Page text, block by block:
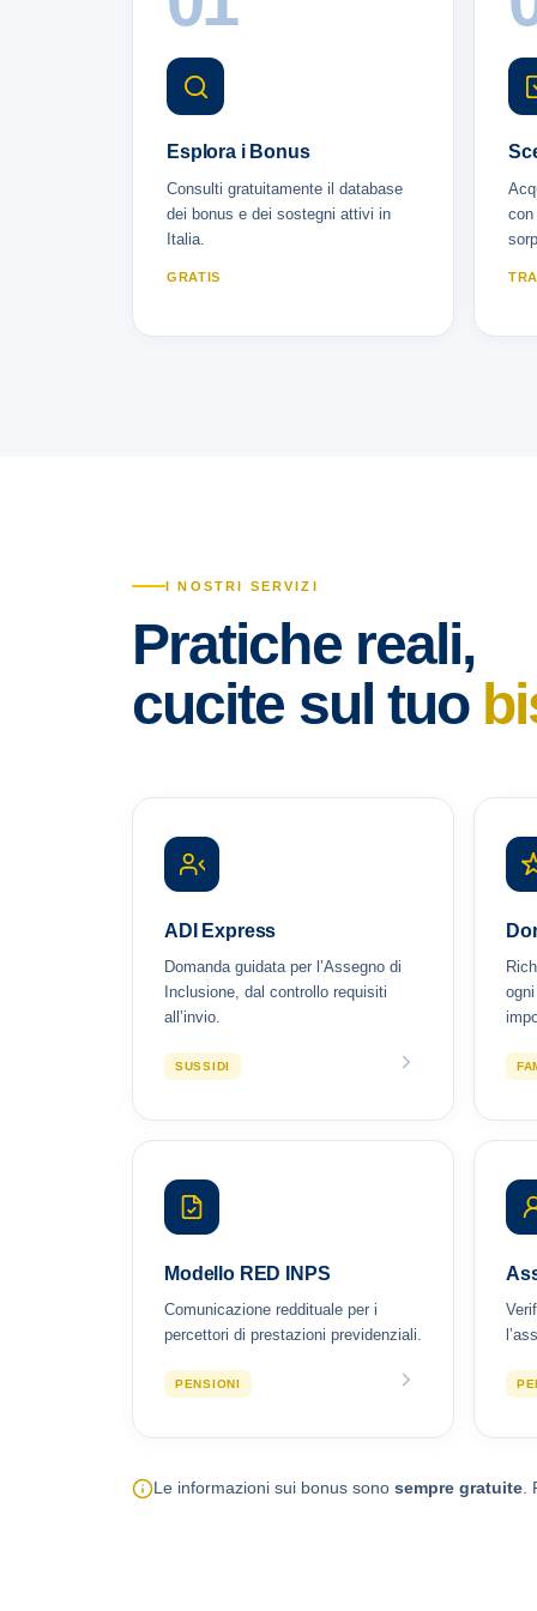
Esplora i Bonus
Consulti gratuitamente il database
dei bonus e dei sostegni attivi in
Italia.
GRATIS
con
I NOSTRI SERVIZI
Pratiche reali,
cucite sul tuo
ADI Express
Domanda guidata per l’Assegno di
Inclusione, dal controllo requisiti
all’invio.
SUSSIDI
Modello RED INPS
Comunicazione reddituale per i
percettori di prestazioni previdenziali.
PENSIONI
Le informazioni sui bonus sono sempre gratuite.